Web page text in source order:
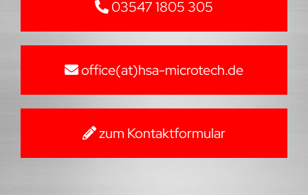
03547 1805 305
office(at)hsa-microtech.de
zum Kontaktformular